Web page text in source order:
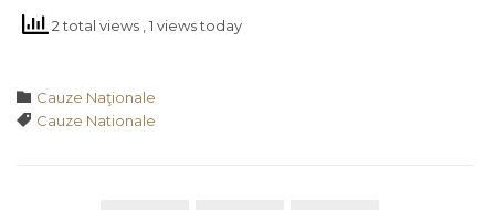
2 total views , 1 views today
 Category
Cauze Naţionale
 Tags
Cauze Nationale